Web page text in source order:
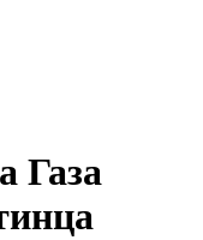
Газа